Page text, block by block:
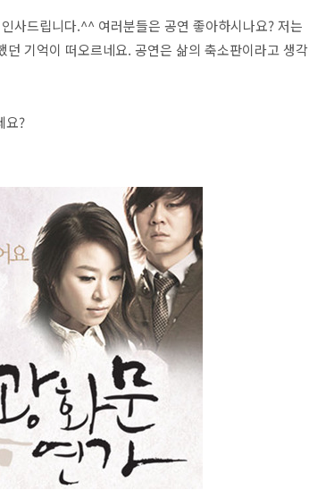
사드립니다.^^ 여러분들은 공연 좋아하시나요? 저는
기억이 떠오르네요. 공연은 삶의 축소판이라고 생각
요?